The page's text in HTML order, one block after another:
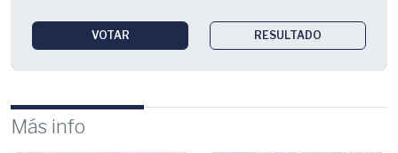
VOTAR RESULTADO
Más info